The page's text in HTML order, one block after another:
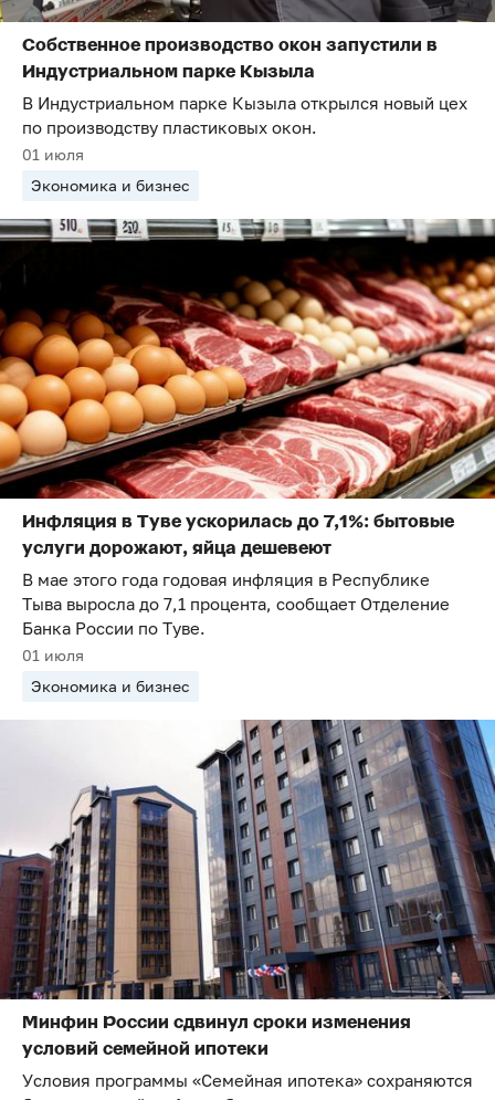
Собственное производство окон запустили в
Индустриальном парке Кызыла
В Индустриальном парке Кызыла открылся новый цех
по производству пластиковых окон.
01 июля
Экономика и бизнес
Инфляция в Туве ускорилась до 7,1%: бытовые
услуги дорожают, яйца дешевеют
В мае этого года годовая инфляция в Республике
Тыва выросла до 7,1 процента, сообщает Отделение
Банка России по Туве.
01 июля
Экономика и бизнес
Минфин России сдвинул сроки изменения
условий семейной ипотеки
Условия программы «Семейная ипотека» сохраняются